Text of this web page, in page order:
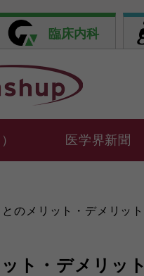
臨床内科
医学界新聞
のメリット・デメリット
ト・デメリット